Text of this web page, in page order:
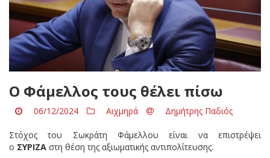
Ο Φάμελλος τους θέλει πίσω
06/12/2024 Αιχμηρά Δημήτρης Παδιός
Στόχος του Σωκράτη Φάμελλου είναι να επιστρέψει
ο ΣΥΡΙΖΑ στη θέση της αξιωματικής αντιπολίτευσης.